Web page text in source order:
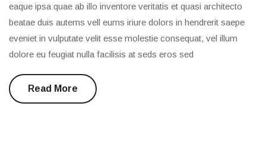
eaque ipsa quae ab illo inventore veritatis et quasi architecto
beatae duis autems vell eums iriure dolors in hendrerit saepe
eveniet in vulputate velit esse molestie consequat, vel illum
dolore eu feugiat nulla facilisis at seds eros sed
Read More